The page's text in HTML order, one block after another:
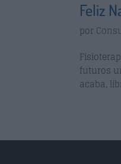
Feliz
por
futuros
acaba,